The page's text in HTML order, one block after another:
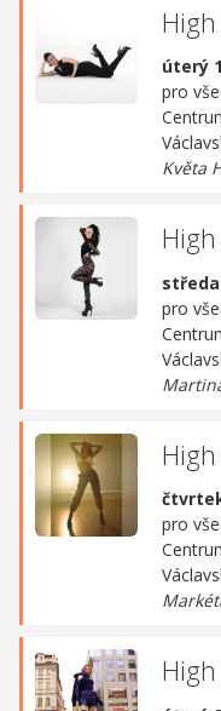
úterý
pro
Květa
středa
pro
čtvrtek
pro